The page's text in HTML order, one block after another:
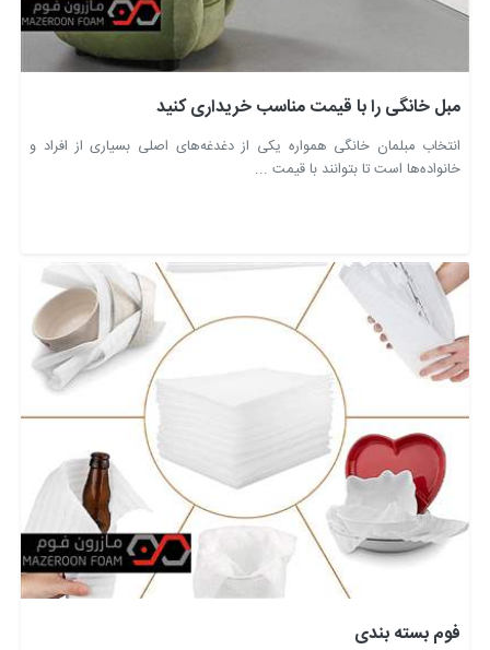
مبل خانگی را با قیمت مناسب خریداری کنید
انتخاب مبلمان خانگی همواره یکی از دغدغه‌های اصلی بسیاری از افراد و
خانواده‌ها است تا بتوانند با قیمت ...
فوم بسته بندی